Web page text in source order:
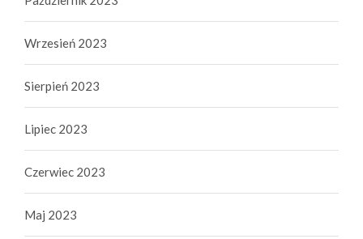
Wrzesień 2023
Sierpień 2023
Lipiec 2023
Czerwiec 2023
Maj 2023